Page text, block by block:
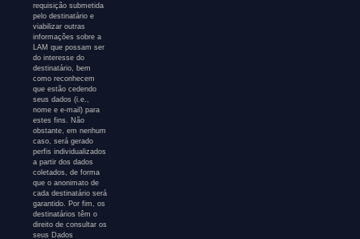
requisição submetida
pelo destinatário e
viabilizar outras
informações sobre a
LAM que possam ser
do interesse do
destinatário, bem
como reconhecem
que estão cedendo
seus dados (i.e.,
nome e e-mail) para
estes fins. Não
obstante, em nenhum
caso, será gerado
perfis individualizados
a partir dos dados
coletados, de forma
que o anonimato de
cada destinatário será
garantido. Por fim, os
destinatários têm o
direito de consultar os
seus Dados